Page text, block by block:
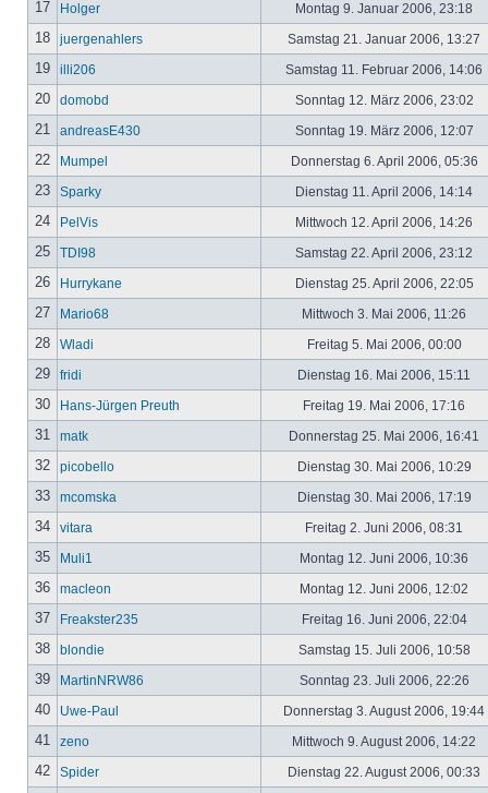
17 Holger Montag 9. Januar 2006, 23:18
18 juergenahlers Samstag 21. Januar 2006, 13:27
19 illi206 Samstag 11. Februar 2006, 14:06
20 domobd Sonntag 12. März 2006, 23:02
21 andreasE430 Sonntag 19. März 2006, 12:07
22 Mumpel Donnerstag 6. April 2006, 05:36
23 Sparky Dienstag 11. April 2006, 14:14
24 PelVis Mittwoch 12. April 2006, 14:26
25 TDI98 Samstag 22. April 2006, 23:12
26 Hurrykane Dienstag 25. April 2006, 22:05
27 Mario68 Mittwoch 3. Mai 2006, 11:26
28 Wladi Freitag 5. Mai 2006, 00:00
29 fridi Dienstag 16. Mai 2006, 15:11
30 Hans-Jürgen Preuth Freitag 19. Mai 2006, 17:16
31 matk Donnerstag 25. Mai 2006, 16:41
32 picobello Dienstag 30. Mai 2006, 10:29
33 mcomska Dienstag 30. Mai 2006, 17:19
34 vitara Freitag 2. Juni 2006, 08:31
35 Muli1 Montag 12. Juni 2006, 10:36
36 macleon Montag 12. Juni 2006, 12:02
37 Freakster235 Freitag 16. Juni 2006, 22:04
38 blondie Samstag 15. Juli 2006, 10:58
39 MartinNRW86 Sonntag 23. Juli 2006, 22:26
40 Uwe-Paul Donnerstag 3. August 2006, 19:44
41 zeno Mittwoch 9. August 2006, 14:22
42 Spider Dienstag 22. August 2006, 00:33